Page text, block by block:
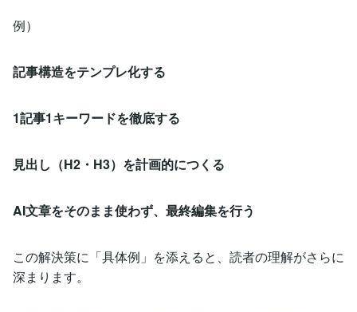
例）
記事構造をテンプレ化する
1記事1キーワードを徹底する
見出し（H2・H3）を計画的につくる
AI文章をそのまま使わず、最終編集を行う
この解決策に「具体例」を添えると、読者の理解がさらに
深まります。